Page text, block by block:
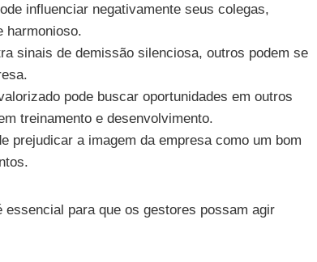
influenciar negativamente seus colegas,
harmonioso.
sinais de demissão silenciosa, outros podem se
pode buscar oportunidades em outros
treinamento e desenvolvimento.
prejudicar a imagem da empresa como um bom
para que os gestores possam agir